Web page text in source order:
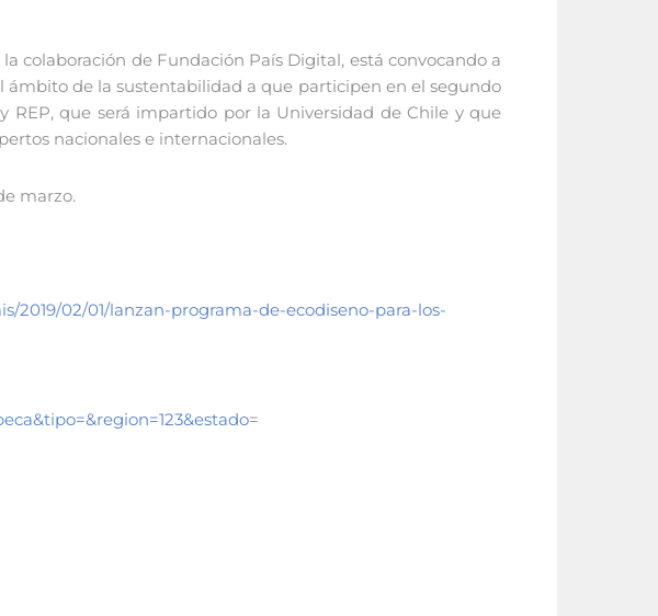
colaboración de Fundación País Digital, está convocando a
ámbito de la sustentabilidad a que participen en el segundo
REP, que será impartido por la Universidad de Chile y que
nacionales e internacionales.
marzo.
2019/02/01/lanzan-programa-de-ecodiseno-para-los-
=